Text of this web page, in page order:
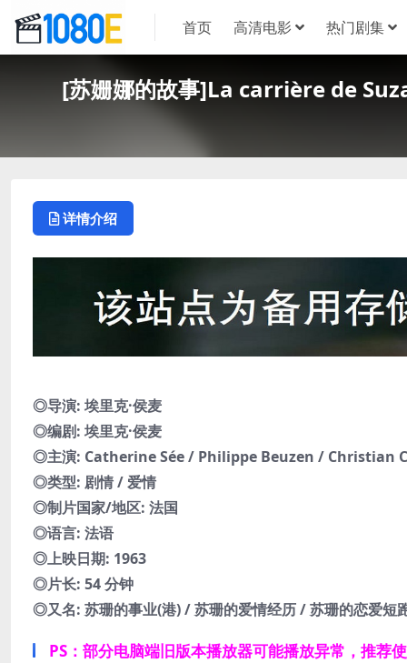
首页 高清电影 热门剧集
[苏姗娜的故事]La carrière de
详情介绍
◎导演: 埃里克·侯麦
◎编剧: 埃里克·侯麦
◎主演: Catherine Sée / Philippe Beuzen / Christian
◎类型: 剧情 / 爱情
◎制片国家/地区: 法国
◎语言: 法语
◎上映日期: 1963
◎片长: 54 分钟
◎又名: 苏珊的事业(港) / 苏珊的爱情经历 / 苏珊的恋爱短
PS：部分电脑端旧版本播放器可能播放异常，推荐